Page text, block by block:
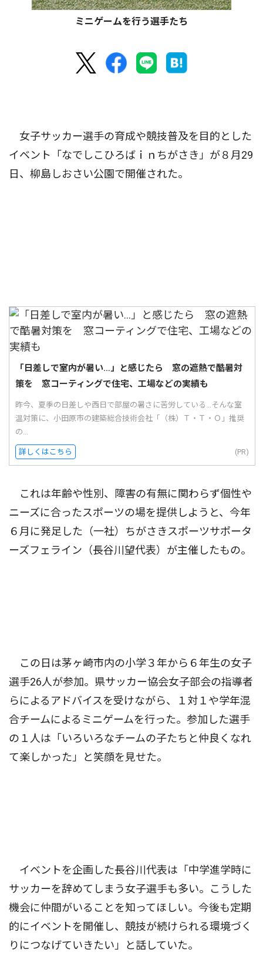
ミニゲームを行う選手たち
女子サッカー選手の育成や競技普及を目的とした
イベント「なでしこひろばｉｎちがさき」が８月29
日、柳島しおさい公園で開催された。
「日差しで室内が暑い…」と感じたら 窓の遮熱で酷暑対
策を 窓コーティングで住宅、工場などの実績も
昨今、夏季の日差しや西日で部屋の暑さに苦労している...そんな室
温対策に、小田原市の建築総合技術会社「（株）Ｔ・Ｔ・Ｏ」推奨
の...
詳しくはこちら (PR)
これは年齢や性別、障害の有無に関わらず個性や
ニーズに合ったスポーツの場を提供しようと、今年
６月に発足した（一社）ちがさきスポーツサポータ
ーズフェライン（長谷川望代表）が主催したもの。
この日は茅ヶ崎市内の小学３年から６年生の女子
選手26人が参加。県サッカー協会女子部会の指導者
らによるアドバイスを受けながら、１対１や学年混
合チームによるミニゲームを行った。参加した選手
の１人は「いろいろなチームの子たちと仲良くなれ
て楽しかった」と笑顔を見せた。
イベントを企画した長谷川代表は「中学進学時に
サッカーを辞めてしまう女子選手も多い。こうした
機会に仲間がいることを知ってほしい。今後も定期
的にイベントを開催し、競技が続けられる環境づく
りにつなげていきたい」と話していた。